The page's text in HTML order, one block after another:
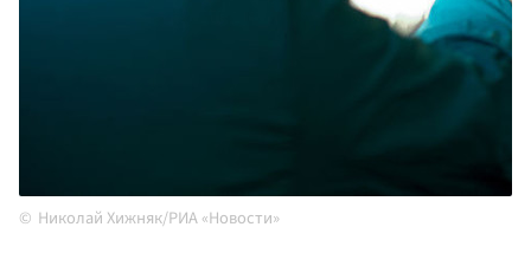
Николай Хижняк/РИА «Новости»